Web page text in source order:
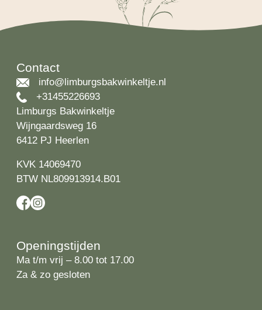
Contact
info@limburgsbakwinkeltje.nl
+31455226693
Limburgs Bakwinkeltje
Wijngaardsweg 16
6412 PJ Heerlen
KVK 14069470
BTW NL809913914.B01
Openingstijden
Ma t/m vrij – 8.00 tot 17.00
Za & zo gesloten